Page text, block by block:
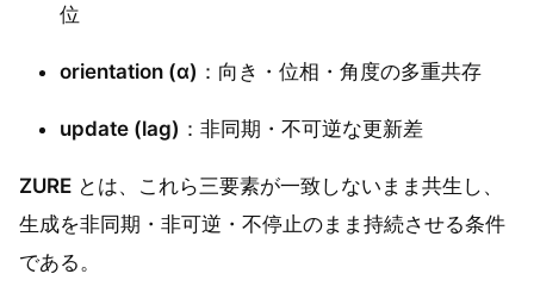
位
orientation (α) ：向き・位相・角度の多重共存
update (lag) ：非同期・不可逆な更新差
ZURE とは、これら三要素が一致しないまま共生し、
生成を非同期・非可逆・不停止のまま持続させる条件
である。